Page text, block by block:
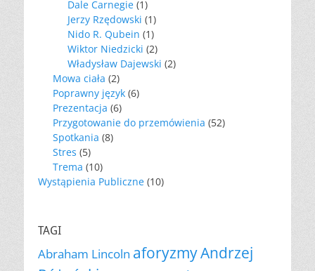
Dale Carnegie (1)
Jerzy Rzędowski (1)
Nido R. Qubein (1)
Wiktor Niedzicki (2)
Władysław Dajewski (2)
Mowa ciała (2)
Poprawny język (6)
Prezentacja (6)
Przygotowanie do przemówienia (52)
Spotkania (8)
Stres (5)
Trema (10)
Wystąpienia Publiczne (10)
TAGI
Abraham Lincoln aforyzmyAndrzej